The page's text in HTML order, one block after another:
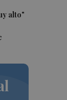
alto"